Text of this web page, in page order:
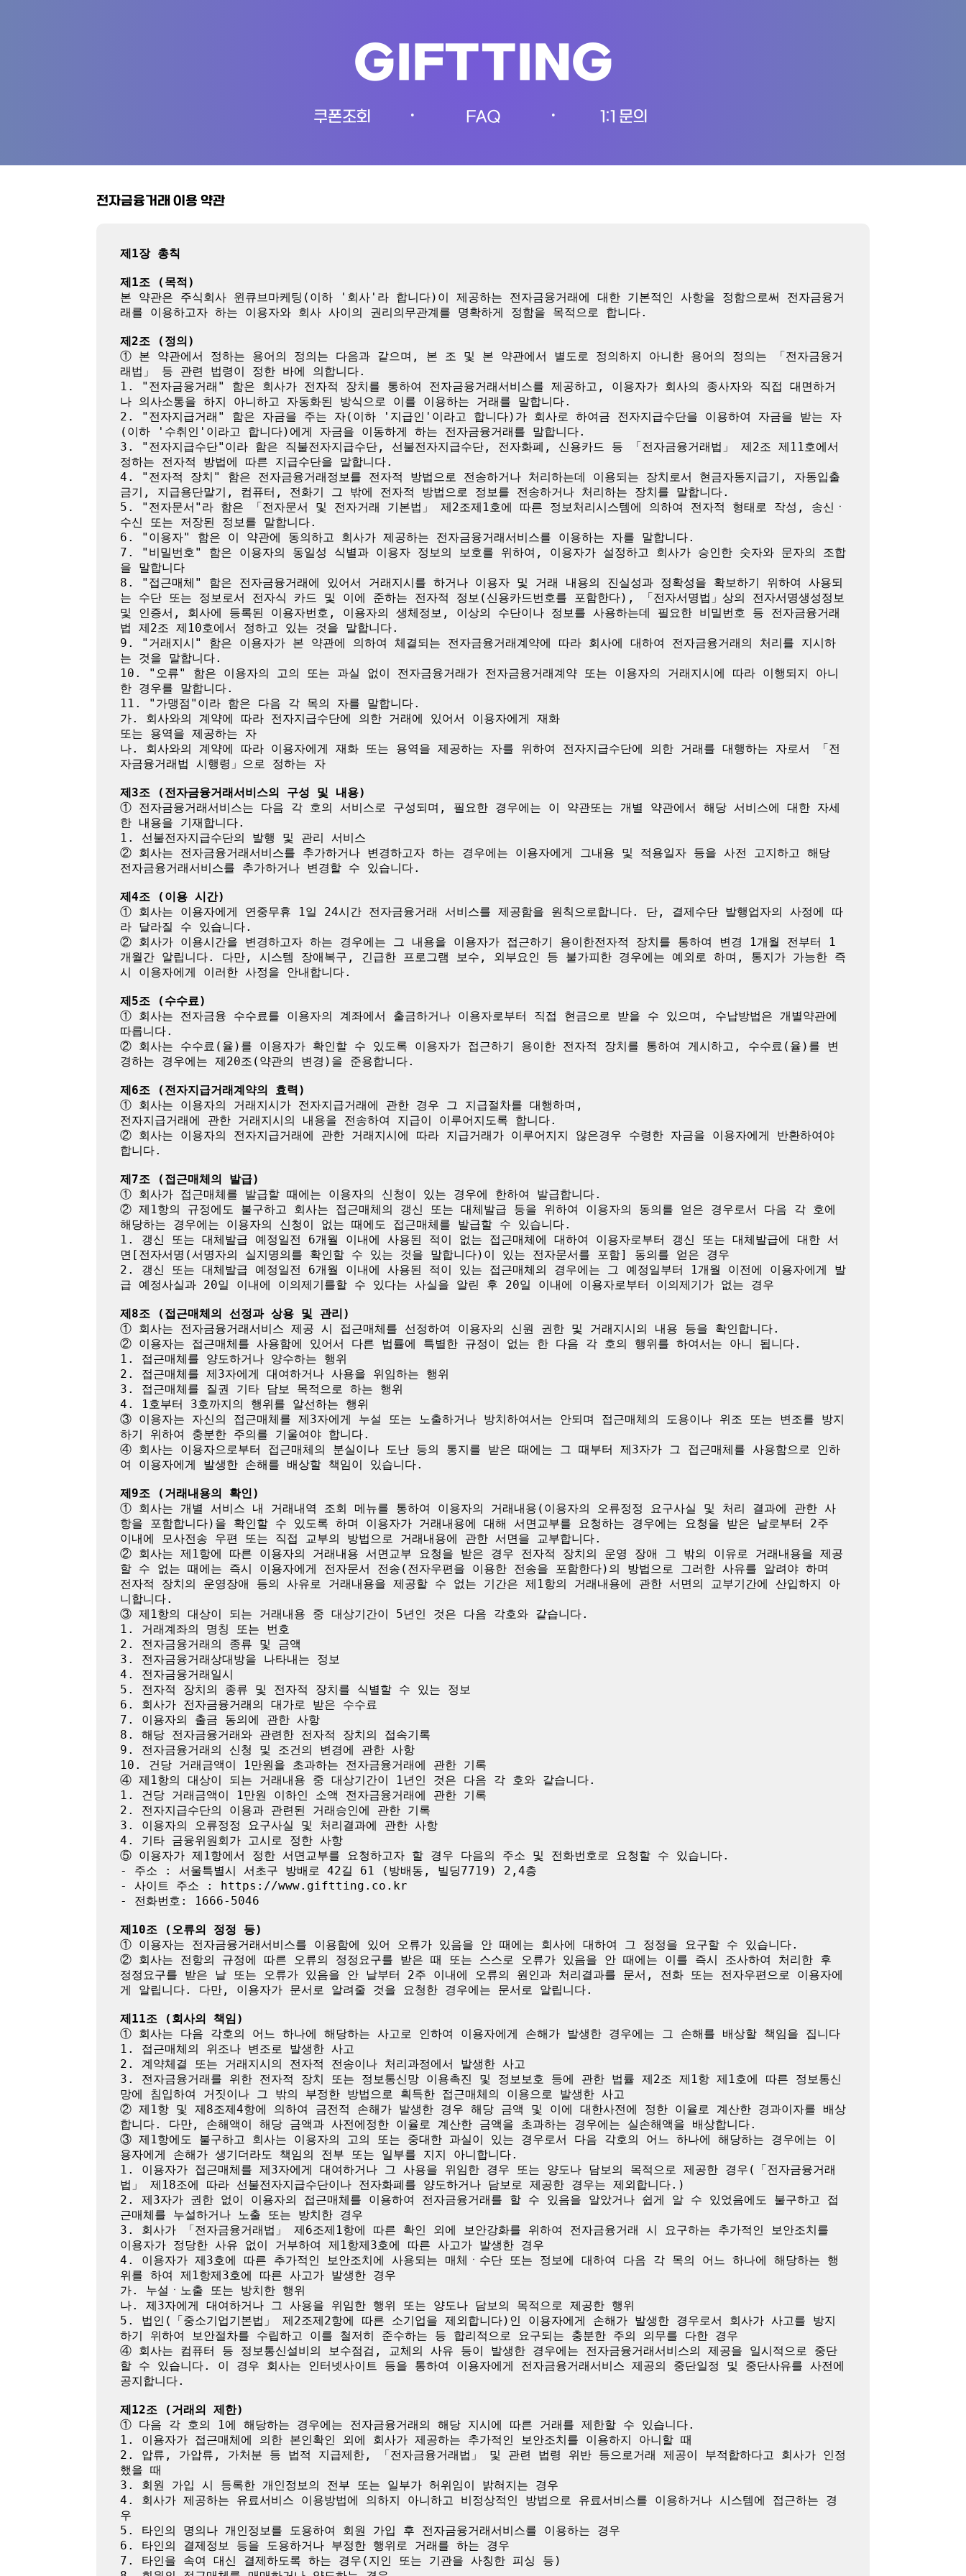
GIFTTING
쿠폰조회 • FAQ • 1:1 문의
전자금융거래 이용 약관
제1장 총칙
제1조 (목적)
본 약관은 주식회사 윈큐브마케팅(이하 '회사'라 합니다)이 제공하는 전자금융거래에 대한 기본적인 사항을 정함으로써 전자금융거
래를 이용하고자 하는 이용자와 회사 사이의 권리의무관계를 명확하게 정함을 목적으로 합니다.
제2조 (정의)
① 본 약관에서 정하는 용어의 정의는 다음과 같으며, 본 조 및 본 약관에서 별도로 정의하지 아니한 용어의 정의는 「전자금융거
래법」 등 관련 법령이 정한 바에 의합니다.
1. "전자금융거래" 함은 회사가 전자적 장치를 통하여 전자금융거래서비스를 제공하고, 이용자가 회사의 종사자와 직접 대면하거
나 의사소통을 하지 아니하고 자동화된 방식으로 이를 이용하는 거래를 말합니다.
2. "전자지급거래" 함은 자금을 주는 자(이하 '지급인'이라고 합니다)가 회사로 하여금 전자지급수단을 이용하여 자금을 받는 자
(이하 '수취인'이라고 합니다)에게 자금을 이동하게 하는 전자금융거래를 말합니다.
3. "전자지급수단"이라 함은 직불전자지급수단, 선불전자지급수단, 전자화폐, 신용카드 등 「전자금융거래법」 제2조 제11호에서
정하는 전자적 방법에 따른 지급수단을 말합니다.
4. "전자적 장치" 함은 전자금융거래정보를 전자적 방법으로 전송하거나 처리하는데 이용되는 장치로서 현금자동지급기, 자동입출
금기, 지급용단말기, 컴퓨터, 전화기 그 밖에 전자적 방법으로 정보를 전송하거나 처리하는 장치를 말합니다.
5. "전자문서"라 함은 「전자문서 및 전자거래 기본법」 제2조제1호에 따른 정보처리시스템에 의하여 전자적 형태로 작성, 송신ㆍ
수신 또는 저장된 정보를 말합니다.
6. "이용자" 함은 이 약관에 동의하고 회사가 제공하는 전자금융거래서비스를 이용하는 자를 말합니다.
7. "비밀번호" 함은 이용자의 동일성 식별과 이용자 정보의 보호를 위하여, 이용자가 설정하고 회사가 승인한 숫자와 문자의 조합
을 말합니다
8. "접근매체" 함은 전자금융거래에 있어서 거래지시를 하거나 이용자 및 거래 내용의 진실성과 정확성을 확보하기 위하여 사용되
는 수단 또는 정보로서 전자식 카드 및 이에 준하는 전자적 정보(신용카드번호를 포함한다), 「전자서명법」상의 전자서명생성정보
및 인증서, 회사에 등록된 이용자번호, 이용자의 생체정보, 이상의 수단이나 정보를 사용하는데 필요한 비밀번호 등 전자금융거래
법 제2조 제10호에서 정하고 있는 것을 말합니다.
9. "거래지시" 함은 이용자가 본 약관에 의하여 체결되는 전자금융거래계약에 따라 회사에 대하여 전자금융거래의 처리를 지시하
는 것을 말합니다.
10. "오류" 함은 이용자의 고의 또는 과실 없이 전자금융거래가 전자금융거래계약 또는 이용자의 거래지시에 따라 이행되지 아니
한 경우를 말합니다.
11. "가맹점"이라 함은 다음 각 목의 자를 말합니다.
가. 회사와의 계약에 따라 전자지급수단에 의한 거래에 있어서 이용자에게 재화
또는 용역을 제공하는 자
나. 회사와의 계약에 따라 이용자에게 재화 또는 용역을 제공하는 자를 위하여 전자지급수단에 의한 거래를 대행하는 자로서 「전
자금융거래법 시행령」으로 정하는 자
제3조 (전자금융거래서비스의 구성 및 내용)
① 전자금융거래서비스는 다음 각 호의 서비스로 구성되며, 필요한 경우에는 이 약관또는 개별 약관에서 해당 서비스에 대한 자세
한 내용을 기재합니다.
1. 선불전자지급수단의 발행 및 관리 서비스
② 회사는 전자금융거래서비스를 추가하거나 변경하고자 하는 경우에는 이용자에게 그내용 및 적용일자 등을 사전 고지하고 해당
전자금융거래서비스를 추가하거나 변경할 수 있습니다.
제4조 (이용 시간)
① 회사는 이용자에게 연중무휴 1일 24시간 전자금융거래 서비스를 제공함을 원칙으로합니다. 단, 결제수단 발행업자의 사정에 따
라 달라질 수 있습니다.
② 회사가 이용시간을 변경하고자 하는 경우에는 그 내용을 이용자가 접근하기 용이한전자적 장치를 통하여 변경 1개월 전부터 1
개월간 알립니다. 다만, 시스템 장애복구, 긴급한 프로그램 보수, 외부요인 등 불가피한 경우에는 예외로 하며, 통지가 가능한 즉
시 이용자에게 이러한 사정을 안내합니다.
제5조 (수수료)
① 회사는 전자금융 수수료를 이용자의 계좌에서 출금하거나 이용자로부터 직접 현금으로 받을 수 있으며, 수납방법은 개별약관에
따릅니다.
② 회사는 수수료(율)를 이용자가 확인할 수 있도록 이용자가 접근하기 용이한 전자적 장치를 통하여 게시하고, 수수료(율)를 변
경하는 경우에는 제20조(약관의 변경)을 준용합니다.
제6조 (전자지급거래계약의 효력)
① 회사는 이용자의 거래지시가 전자지급거래에 관한 경우 그 지급절차를 대행하며,
전자지급거래에 관한 거래지시의 내용을 전송하여 지급이 이루어지도록 합니다.
② 회사는 이용자의 전자지급거래에 관한 거래지시에 따라 지급거래가 이루어지지 않은경우 수령한 자금을 이용자에게 반환하여야
합니다.
제7조 (접근매체의 발급)
① 회사가 접근매체를 발급할 때에는 이용자의 신청이 있는 경우에 한하여 발급합니다.
② 제1항의 규정에도 불구하고 회사는 접근매체의 갱신 또는 대체발급 등을 위하여 이용자의 동의를 얻은 경우로서 다음 각 호에
해당하는 경우에는 이용자의 신청이 없는 때에도 접근매체를 발급할 수 있습니다.
1. 갱신 또는 대체발급 예정일전 6개월 이내에 사용된 적이 없는 접근매체에 대하여 이용자로부터 갱신 또는 대체발급에 대한 서
면[전자서명(서명자의 실지명의를 확인할 수 있는 것을 말합니다)이 있는 전자문서를 포함] 동의를 얻은 경우
2. 갱신 또는 대체발급 예정일전 6개월 이내에 사용된 적이 있는 접근매체의 경우에는 그 예정일부터 1개월 이전에 이용자에게 발
급 예정사실과 20일 이내에 이의제기를할 수 있다는 사실을 알린 후 20일 이내에 이용자로부터 이의제기가 없는 경우
제8조 (접근매체의 선정과 상용 및 관리)
① 회사는 전자금융거래서비스 제공 시 접근매체를 선정하여 이용자의 신원 권한 및 거래지시의 내용 등을 확인합니다.
② 이용자는 접근매체를 사용함에 있어서 다른 법률에 특별한 규정이 없는 한 다음 각 호의 행위를 하여서는 아니 됩니다.
1. 접근매체를 양도하거나 양수하는 행위
2. 접근매체를 제3자에게 대여하거나 사용을 위임하는 행위
3. 접근매체를 질권 기타 담보 목적으로 하는 행위
4. 1호부터 3호까지의 행위를 알선하는 행위
③ 이용자는 자신의 접근매체를 제3자에게 누설 또는 노출하거나 방치하여서는 안되며 접근매체의 도용이나 위조 또는 변조를 방지
하기 위하여 충분한 주의를 기울여야 합니다.
④ 회사는 이용자으로부터 접근매체의 분실이나 도난 등의 통지를 받은 때에는 그 때부터 제3자가 그 접근매체를 사용함으로 인하
여 이용자에게 발생한 손해를 배상할 책임이 있습니다.
제9조 (거래내용의 확인)
① 회사는 개별 서비스 내 거래내역 조회 메뉴를 통하여 이용자의 거래내용(이용자의 오류정정 요구사실 및 처리 결과에 관한 사
항을 포함합니다)을 확인할 수 있도록 하며 이용자가 거래내용에 대해 서면교부를 요청하는 경우에는 요청을 받은 날로부터 2주
이내에 모사전송 우편 또는 직접 교부의 방법으로 거래내용에 관한 서면을 교부합니다.
② 회사는 제1항에 따른 이용자의 거래내용 서면교부 요청을 받은 경우 전자적 장치의 운영 장애 그 밖의 이유로 거래내용을 제공
할 수 없는 때에는 즉시 이용자에게 전자문서 전송(전자우편을 이용한 전송을 포함한다)의 방법으로 그러한 사유를 알려야 하며
전자적 장치의 운영장애 등의 사유로 거래내용을 제공할 수 없는 기간은 제1항의 거래내용에 관한 서면의 교부기간에 산입하지 아
니합니다.
③ 제1항의 대상이 되는 거래내용 중 대상기간이 5년인 것은 다음 각호와 같습니다.
1. 거래계좌의 명칭 또는 번호
2. 전자금융거래의 종류 및 금액
3. 전자금융거래상대방을 나타내는 정보
4. 전자금융거래일시
5. 전자적 장치의 종류 및 전자적 장치를 식별할 수 있는 정보
6. 회사가 전자금융거래의 대가로 받은 수수료
7. 이용자의 출금 동의에 관한 사항
8. 해당 전자금융거래와 관련한 전자적 장치의 접속기록
9. 전자금융거래의 신청 및 조건의 변경에 관한 사항
10. 건당 거래금액이 1만원을 초과하는 전자금융거래에 관한 기록
④ 제1항의 대상이 되는 거래내용 중 대상기간이 1년인 것은 다음 각 호와 같습니다.
1. 건당 거래금액이 1만원 이하인 소액 전자금융거래에 관한 기록
2. 전자지급수단의 이용과 관련된 거래승인에 관한 기록
3. 이용자의 오류정정 요구사실 및 처리결과에 관한 사항
4. 기타 금융위원회가 고시로 정한 사항
⑤ 이용자가 제1항에서 정한 서면교부를 요청하고자 할 경우 다음의 주소 및 전화번호로 요청할 수 있습니다.
- 주소 : 서울특별시 서초구 방배로 42길 61 (방배동, 빌딩7719) 2,4층
- 사이트 주소 : https://www.giftting.co.kr
- 전화번호: 1666-5046
제10조 (오류의 정정 등)
① 이용자는 전자금융거래서비스를 이용함에 있어 오류가 있음을 안 때에는 회사에 대하여 그 정정을 요구할 수 있습니다.
② 회사는 전항의 규정에 따른 오류의 정정요구를 받은 때 또는 스스로 오류가 있음을 안 때에는 이를 즉시 조사하여 처리한 후
정정요구를 받은 날 또는 오류가 있음을 안 날부터 2주 이내에 오류의 원인과 처리결과를 문서, 전화 또는 전자우편으로 이용자에
게 알립니다. 다만, 이용자가 문서로 알려줄 것을 요청한 경우에는 문서로 알립니다.
제11조 (회사의 책임)
① 회사는 다음 각호의 어느 하나에 해당하는 사고로 인하여 이용자에게 손해가 발생한 경우에는 그 손해를 배상할 책임을 집니다
1. 접근매체의 위조나 변조로 발생한 사고
2. 계약체결 또는 거래지시의 전자적 전송이나 처리과정에서 발생한 사고
3. 전자금융거래를 위한 전자적 장치 또는 정보통신망 이용촉진 및 정보보호 등에 관한 법률 제2조 제1항 제1호에 따른 정보통신
망에 침입하여 거짓이나 그 밖의 부정한 방법으로 획득한 접근매체의 이용으로 발생한 사고
② 제1항 및 제8조제4항에 의하여 금전적 손해가 발생한 경우 해당 금액 및 이에 대한사전에 정한 이율로 계산한 경과이자를 배상
합니다. 다만, 손해액이 해당 금액과 사전에정한 이율로 계산한 금액을 초과하는 경우에는 실손해액을 배상합니다.
③ 제1항에도 불구하고 회사는 이용자의 고의 또는 중대한 과실이 있는 경우로서 다음 각호의 어느 하나에 해당하는 경우에는 이
용자에게 손해가 생기더라도 책임의 전부 또는 일부를 지지 아니합니다.
1. 이용자가 접근매체를 제3자에게 대여하거나 그 사용을 위임한 경우 또는 양도나 담보의 목적으로 제공한 경우(「전자금융거래
법」 제18조에 따라 선불전자지급수단이나 전자화폐를 양도하거나 담보로 제공한 경우는 제외합니다.)
2. 제3자가 권한 없이 이용자의 접근매체를 이용하여 전자금융거래를 할 수 있음을 알았거나 쉽게 알 수 있었음에도 불구하고 접
근매체를 누설하거나 노출 또는 방치한 경우
3. 회사가 「전자금융거래법」 제6조제1항에 따른 확인 외에 보안강화를 위하여 전자금융거래 시 요구하는 추가적인 보안조치를
이용자가 정당한 사유 없이 거부하여 제1항제3호에 따른 사고가 발생한 경우
4. 이용자가 제3호에 따른 추가적인 보안조치에 사용되는 매체ㆍ수단 또는 정보에 대하여 다음 각 목의 어느 하나에 해당하는 행
위를 하여 제1항제3호에 따른 사고가 발생한 경우
가. 누설ㆍ노출 또는 방치한 행위
나. 제3자에게 대여하거나 그 사용을 위임한 행위 또는 양도나 담보의 목적으로 제공한 행위
5. 법인(「중소기업기본법」 제2조제2항에 따른 소기업을 제외합니다)인 이용자에게 손해가 발생한 경우로서 회사가 사고를 방지
하기 위하여 보안절차를 수립하고 이를 철저히 준수하는 등 합리적으로 요구되는 충분한 주의 의무를 다한 경우
④ 회사는 컴퓨터 등 정보통신설비의 보수점검, 교체의 사유 등이 발생한 경우에는 전자금융거래서비스의 제공을 일시적으로 중단
할 수 있습니다. 이 경우 회사는 인터넷사이트 등을 통하여 이용자에게 전자금융거래서비스 제공의 중단일정 및 중단사유를 사전에
공지합니다.
제12조 (거래의 제한)
① 다음 각 호의 1에 해당하는 경우에는 전자금융거래의 해당 지시에 따른 거래를 제한할 수 있습니다.
1. 이용자가 접근매체에 의한 본인확인 외에 회사가 제공하는 추가적인 보안조치를 이용하지 아니할 때
2. 압류, 가압류, 가처분 등 법적 지급제한, 「전자금융거래법」 및 관련 법령 위반 등으로거래 제공이 부적합하다고 회사가 인정
했을 때
3. 회원 가입 시 등록한 개인정보의 전부 또는 일부가 허위임이 밝혀지는 경우
4. 회사가 제공하는 유료서비스 이용방법에 의하지 아니하고 비정상적인 방법으로 유료서비스를 이용하거나 시스템에 접근하는 경
우
5. 타인의 명의나 개인정보를 도용하여 회원 가입 후 전자금융거래서비스를 이용하는 경우
6. 타인의 결제정보 등을 도용하거나 부정한 행위로 거래를 하는 경우
7. 타인을 속여 대신 결제하도록 하는 경우(지인 또는 기관을 사칭한 피싱 등)